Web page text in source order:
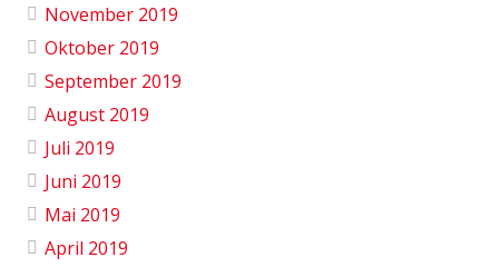
November 2019
Oktober 2019
September 2019
August 2019
Juli 2019
Juni 2019
Mai 2019
April 2019